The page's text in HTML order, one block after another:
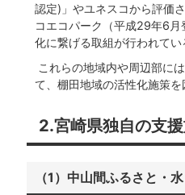
認定)」やユネスコから評価
コエコパーク（平成29年6
化に繋げる取組が行われてい
これらの地域内や周辺部に
て、棚田地域の活性化施策を
2.宮崎県独自の支
（1）中山間ふるさと・